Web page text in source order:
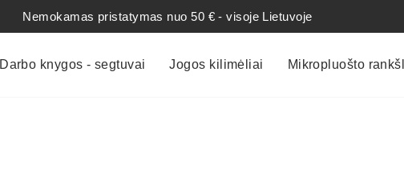
Sustabdyti
skaidres
Nemokamas pristatymas nuo 50 € - visoje Lietuvoje
Darbo knygos - segtuvai Jogos kilimėliai Mikropluošto